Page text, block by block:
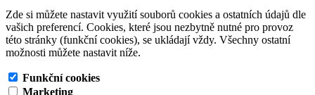
Zde si můžete nastavit využití souborů cookies a ostatních údajů dle
vašich preferencí. Cookies, které jsou nezbytně nutné pro provoz
této stránky (funkční cookies), se ukládají vždy. Všechny ostatní
možnosti můžete nastavit níže.
Funkční cookies
Marketing